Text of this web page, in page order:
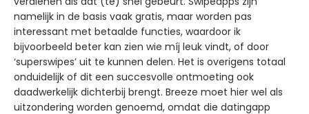
namelijk in de basis vaak gratis, maar worden pas
interessant met betaalde functies, waardoor ik
bijvoorbeeld beter kan zien wie míj leuk vindt, of door
‘superswipes’ uit te kunnen delen. Het is overigens totaal
onduidelijk of dit een succesvolle ontmoeting ook
daadwerkelijk dichterbij brengt. Breeze moet hier wel als
uitzondering worden genoemd, omdat die datingapp